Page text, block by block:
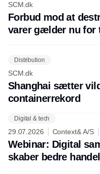
SCM.dk
Forbud mod at
varer gælder nu for
Distribution
SCM.dk
Shanghai sætter
containerrekord
Digital & tech
29.07.2026 Context& A/S
Webinar: Digital
skaber bedre handel